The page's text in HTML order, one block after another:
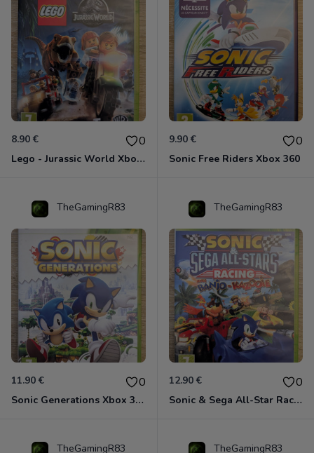
8.90 € 0
Lego - Jurassic World Xbox 360
9.90 € 0
Sonic Free Riders Xbox 360
TheGamingR83
11.90 € 0
Sonic Generations Xbox 360
TheGamingR83
12.90 € 0
Sonic & Sega All-Star Racing avec Banjo-Kazooie Xbox 360
TheGamingR83 TheGamingR83